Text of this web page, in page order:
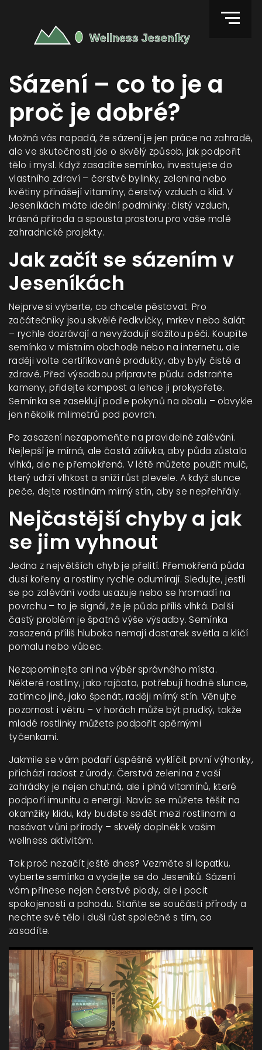
Sázení – co to je a
proč je dobré?
Možná vás napadá, že sázení je jen práce na zahradě,
ale ve skutečnosti jde o skvělý způsob, jak podpořit
tělo i mysl. Když zasadíte semínko, investujete do
vlastního zdraví – čerstvé bylinky, zelenina nebo
květiny přinášejí vitamíny, čerstvý vzduch a klid. V
Jeseníkách máte ideální podmínky: čistý vzduch,
krásná příroda a spousta prostoru pro vaše malé
zahradnické projekty.
Jak začít se sázením v
Jeseníkách
Nejprve si vyberte, co chcete pěstovat. Pro
začátečníky jsou skvělé ředkvičky, mrkev nebo šalát
– rychle dozrávají a nevyžadují složitou péči. Koupíte
semínka v místním obchodě nebo na internetu, ale
raději volte certifikované produkty, aby byly čisté a
zdravé. Před výsadbou připravte půdu: odstraňte
kameny, přidejte kompost a lehce ji prokypřete.
Semínka se zaseklují podle pokynů na obalu – obvykle
jen několik milimetrů pod povrch.
Po zasazení nezapomeňte na pravidelné zalévání.
Nejlepší je mírná, ale častá zálivka, aby půda zůstala
vlhká, ale ne přemokřená. V létě můžete použít mulč,
který udrží vlhkost a sníží růst plevele. A když slunce
peče, dejte rostlinám mírný stín, aby se nepřehřály.
Nejčastější chyby a jak
se jim vyhnout
Jedna z největších chyb je přelití. Přemokřená půda
dusí kořeny a rostliny rychle odumírají. Sledujte, jestli
se po zalévání voda usazuje nebo se hromadí na
povrchu – to je signál, že je půda příliš vlhká. Další
častý problém je špatná výše výsadby. Semínka
zasazená příliš hluboko nemají dostatek světla a klíčí
pomalu nebo vůbec.
Nezapomínejte ani na výběr správného místa.
Některé rostliny, jako rajčata, potřebují hodně slunce,
zatímco jiné, jako špenát, raději mírný stín. Věnujte
pozornost i větru – v horách může být prudký, takže
mladé rostlinky můžete podpořit opěrnými
tyčenkami.
Jakmile se vám podaří úspěšně vyklíčit první výhonky,
přichází radost z úrody. Čerstvá zelenina z vaší
zahrádky je nejen chutná, ale i plná vitamínů, které
podpoří imunitu a energii. Navíc se můžete těšit na
okamžiky klidu, kdy budete sedět mezi rostlinami a
nasávat vůni přírody – skvělý doplněk k vašim
wellness aktivitám.
Tak proč nezačít ještě dnes? Vezměte si lopatku,
vyberte semínka a vydejte se do Jeseníků. Sázení
vám přinese nejen čerstvé plody, ale i pocit
spokojenosti a pohodu. Staňte se součástí přírody a
nechte své tělo i duši růst společně s tím, co
zasadíte.